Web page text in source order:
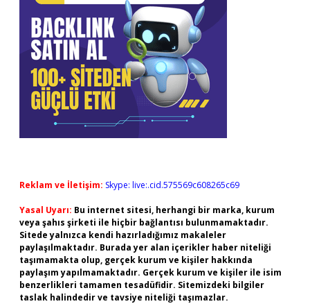
Reklam ve İletişim: Skype: live:.cid.575569c608265c69
Yasal Uyarı: Bu internet sitesi, herhangi bir marka, kurum
veya şahıs şirketi ile hiçbir bağlantısı bulunmamaktadır.
Sitede yalnızca kendi hazırladığımız makaleler
paylaşılmaktadır. Burada yer alan içerikler haber niteliği
taşımamakta olup, gerçek kurum ve kişiler hakkında
paylaşım yapılmamaktadır. Gerçek kurum ve kişiler ile isim
benzerlikleri tamamen tesadüfidir. Sitemizdeki bilgiler
taslak halindedir ve tavsiye niteliği taşımazlar.